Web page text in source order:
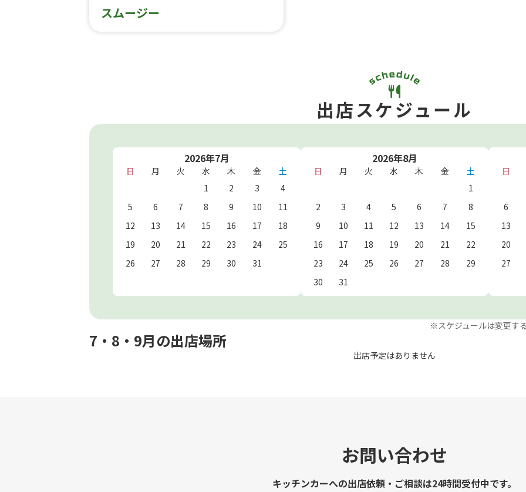
スムージー
出店スケジュール
2026年7月
日 月 火 水 木 金
土
1
2 3
4
5
6 7 8 9 10
11
12
13 14 15 16 17
18
19
20 21 22 23 24
25
26
27 28 29 30 31
2026年8月
日 月 火 水 木 金
土
1
2
3 4 5 6 7
8
9
10 11 12 13 14
15
16
17 18 19 20 21
22
23
24 25 26 27 28
29
30
31
日
6
13
20
27
※スケジュールは変更す
7・8・9月の出店場所
出店予定はありません
お問い合わせ
キッチンカーへの出店依頼・ご相談は24時間受付中です。